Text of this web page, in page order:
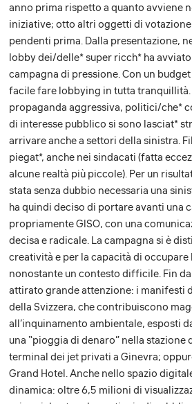
anno prima rispetto a quanto avviene
iniziative; otto altri oggetti di
pendenti prima. Dalla presentazione,
lobby dei/delle* super ricch* ha
campagna di pressione. Con un
facile fare lobbying in tutta tranquillità.
propaganda aggressiva, politici/che*
di interesse pubblico si sono lasciat*
arrivare anche a settori della sinistra.
piegat*, anche nei sindacati (fatta
alcune realtà più piccole). Per un
stata senza dubbio necessaria una
ha quindi deciso di portare avanti una
propriamente GISO, con una
decisa e radicale. La campagna si è
creatività e per la capacità di
nonostante un contesto difficile. Fin
attirato grande attenzione: i manifesti
della Svizzera, che contribuiscono
all’inquinamento ambientale, esposti
una “pioggia di denaro” nella stazione
terminal dei jet privati a Ginevra;
Grand Hotel. Anche nello spazio
dinamica: oltre 6,5 milioni di